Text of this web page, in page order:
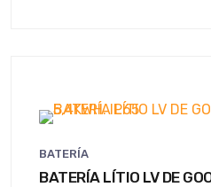
BATERÍA
BATERÍA LÍTIO LV DE